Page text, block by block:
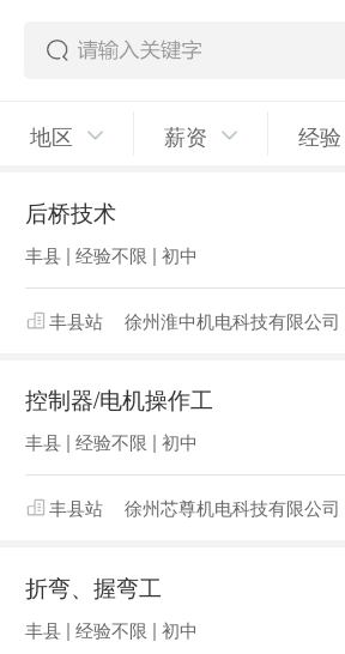
地区 薪资 经验
后桥技术
丰县 | 经验不限 | 初中
丰县站 徐州淮中机电科技有限公司
控制器/电机操作工
丰县 | 经验不限 | 初中
丰县站 徐州芯尊机电科技有限公司
折弯、握弯工
丰县 | 经验不限 | 初中